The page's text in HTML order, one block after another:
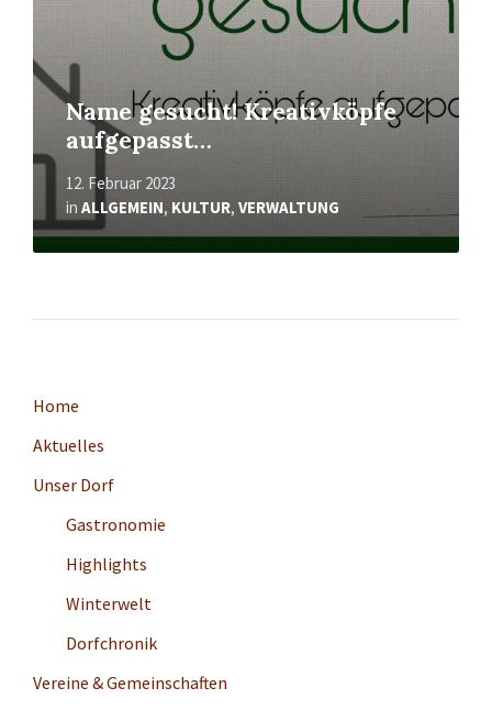
Name gesucht! Kreativköpfe
aufgepasst…
12. Februar 2023
in ALLGEMEIN, KULTUR, VERWALTUNG
Home
Aktuelles
Unser Dorf
Gastronomie
Highlights
Winterwelt
Dorfchronik
Vereine & Gemeinschaften